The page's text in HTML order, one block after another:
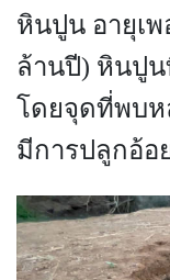
หินปูน อายุเพ
ล้านปี) หินปู
โดยจุดที่พบห
มีการปลูกอ้อ